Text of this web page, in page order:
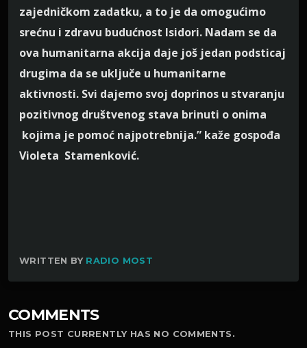
zajedničkom zadatku, a to je da omogućimo
srećnu i zdravu budućnost Isidori. Nadam se da
ova humanitarna akcija daje još jedan podsticaj
drugima da se uključe u humanitarne
aktivnosti. Svi dajemo svoj doprinos u stvaranju
pozitivnog društvenog stava brinuti o onima
kojima je pomoć najpotrebnija.” kaže gospođa
Violeta Stamenković.
WRITTEN BY RADIO MOST
COMMENTS
THIS POST CURRENTLY HAS NO COMMENTS.